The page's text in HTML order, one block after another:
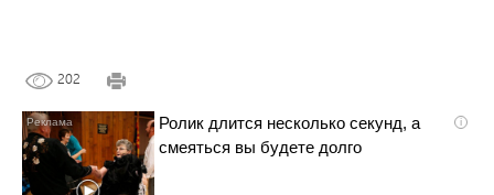
202
i
Ролик длится несколько секунд, а
смеяться вы будете долго